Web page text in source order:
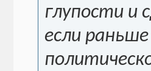
глупости и
если